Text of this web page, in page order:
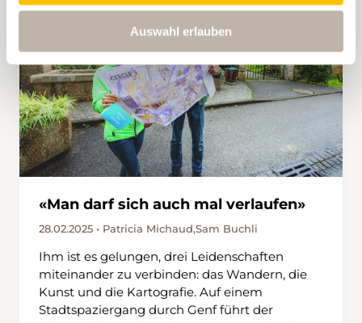
Auswahl erlauben
«Man darf sich auch mal verlaufen»
28.02.2025 • Patricia Michaud,Sam Buchli
Ihm ist es gelungen, drei Leidenschaften
miteinander zu verbinden: das Wandern, die
Kunst und die Kartografie. Auf einem
Stadtspaziergang durch Genf führt der